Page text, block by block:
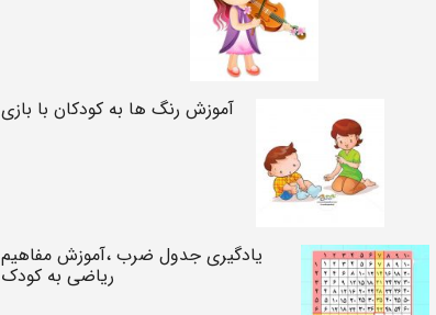
آموزش رنگ ها به کودکان با بازی
یادگیری جدول ضرب ،آموزش مفاهیم
ریاضی به کودک